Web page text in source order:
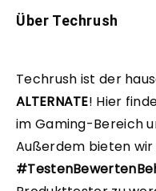
Über Techrush
Techrush ist der
ALTERNATE! Hier
im Gaming-Bereich
Außerdem bieten